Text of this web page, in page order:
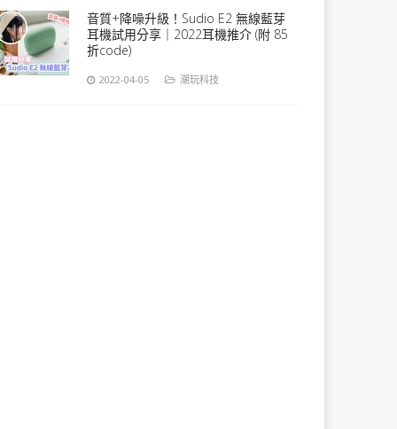
音質+降噪升級！Sudio E2 無線藍芽
耳機試用分享｜2022耳機推介 (附 85
折code)
2022-04-05 潮玩科技